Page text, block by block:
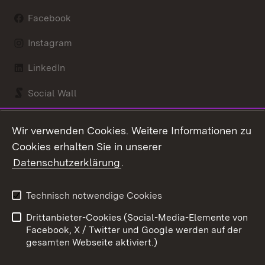
Facebook
Instagram
LinkedIn
Social Wall
Kontakt
Barrierefreiheit
Impressum
Cookies
Wir verwenden Cookies. Weitere Informationen zu
Cookies erhalten Sie in unserer
Datenschutzerklärung.
Technisch notwendige Cookies
Drittanbieter-Cookies (Social-Media-Elemente von
Facebook, X / Twitter und Google werden auf der
gesamten Webseite aktiviert.)